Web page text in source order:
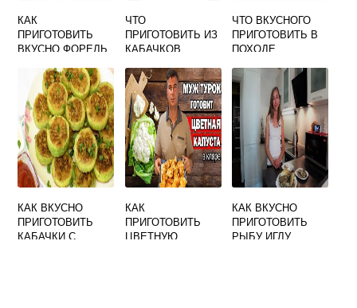
КАК
ПРИГОТОВИТЬ
ВКУСНО ФОРЕЛЬ
ЧТО
ПРИГОТОВИТЬ ИЗ
КАБАЧКОВ
ВКУСНО БЕЗ
МУКИ
ЧТО ВКУСНОГО
ПРИГОТОВИТЬ В
ПОХОДЕ
КАК ВКУСНО
ПРИГОТОВИТЬ
КАБАЧКИ С
КАК
ПРИГОТОВИТЬ
ЦВЕТНУЮ
КАК ВКУСНО
ПРИГОТОВИТЬ
РЫБУ ИГЛУ